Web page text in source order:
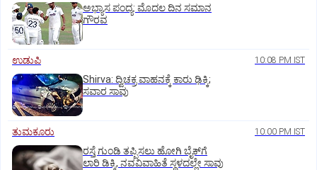
ಅಭ್ಯಾಸ ಪಂದ್ಯ: ಮೊದಲ ದಿನ ಸಮಾನ
ಗೌರವ
ಉಡುಪಿ 10:08 PM IST
Shirva: ದ್ವಿಚಕ್ರ ವಾಹನಕ್ಕೆ ಕಾರು ಢಿಕ್ಕಿ;
ಸವಾರ ಸಾವು
ತುಮಕೂರು 10:00 PM IST
ರಸ್ತೆ ಗುಂಡಿ ತಪ್ಪಿಸಲು ಹೋಗಿ ಬೈಕ್‌ಗೆ
ಲಾರಿ ಡಿಕ್ಕಿ, ನವವಿವಾಹಿತೆ ಸ್ಥಳದಲ್ಲೇ ಸಾವು